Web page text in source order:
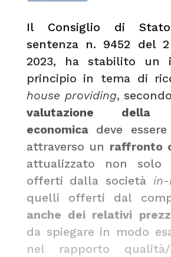
Il Consiglio di
sentenza n. 9452 del 2
2023, ha stabilito un
principio in tema di
house providing,
valutazione della
economicadeve
attraverso un raffronto
attualizzato non solo
offerti dalla società in-
quelli offerti dal
anche dei relativi
da spiegare in modo
nel rapporto